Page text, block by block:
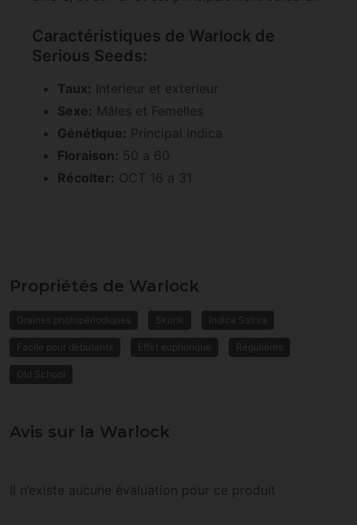
Caractéristiques de Warlock de
Serious Seeds:
Taux: Interieur et exterieur
Sexe: Mâles et Femelles
Génétique: Principal indica
Floraison: 50 a 60
Récolter: OCT 16 a 31
Propriétés de Warlock
Graines photopériodiques Skunk Indica Sativa
Facile pour débutants Effet euphorique Régulières
Old School
Avis sur la Warlock
Il n’existe aucune évaluation pour ce produit